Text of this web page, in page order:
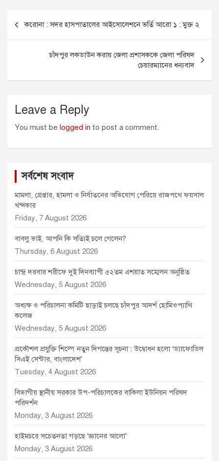
o
o
n
g
A
p
p
e
r
navigation
করোনা : সদর হাসপাতালের আইসোলেশনে ভর্তি আরো ১ : মুক্ত ২
চাঁদপুর লকডাউন করায় জেলা প্রশাসককে জেলা পরিষদ
চেয়ারম্যানের ধন্যবাদ
Leave a Reply
You must be logged in to post a comment.
সর্বশেষ সংবাদ
মামলা, গ্রেপ্তার, হামলা ও নির্যাতনের অভিযোগ পেরিয়ে রাজপথে ফয়সাল
খন্দকার
Friday, 7 August 2026
বাবলু ভাই, আপনি কি সত্যিই চলে গেলেন?
Thursday, 6 August 2026
চান্দ্র দরবার শরীফে দুই দিনব্যাপী ৫২তম এশয়াত সম্মেলন অনুষ্ঠিত
Wednesday, 5 August 2026
অধ্যক্ষ ও পরিচালনা কমিটি ছাড়াই চলছে চাঁদপুর আদর্শ হোমিওপ্যাথি
কলেজ
Wednesday, 5 August 2026
প্রকৌশল প্রযুক্তি শিল্পে নতুন দিগন্তের সূচনা : উদ্বোধন হলো ‘ড্যাফোডিল
সিএই সেন্টার, বাংলাদেশ’
Tuesday, 4 August 2026
বিভাগীয় স্থানীয় সরকার উপ-পরিচালকের বাকিলা ইউনিয়ন পরিষদ
পরিদর্শন
Monday, 3 August 2026
হাইমচরে সচেতনতা গড়ছে ‘জ্ঞানের আলো’
Monday, 3 August 2026